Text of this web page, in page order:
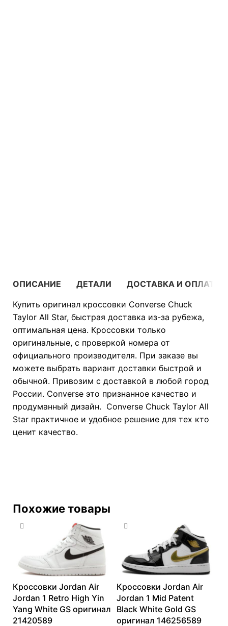
ОПИСАНИЕ ДЕТАЛИ
ДОСТАВКА И ОПЛАТА
Купить оригинал кроссовки Converse Chuck
Taylor All Star, быстрая доставка из-за рубежа,
оптимальная цена. Кроссовки только
оригинальные, с проверкой номера от
официального производителя. При заказе вы
можете выбрать вариант доставки быстрой и
обычной. Привозим с доставкой в любой город
России. Converse это признанное качество и
продуманный дизайн. Converse Chuck Taylor All
Star практичное и удобное решение для тех кто
ценит качество.
Похожие товары
Кроссовки Jordan Air
Jordan 1 Retro High Yin
Yang White GS оригинал
21420589
Кроссовки Jordan Air
Jordan 1 Mid Patent
Black White Gold GS
оригинал 146256589